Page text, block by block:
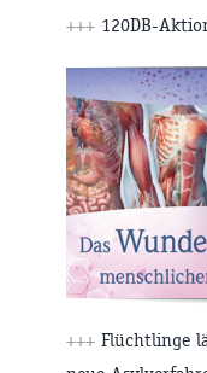
+++ 120DB-
+++ Flüchtlinge